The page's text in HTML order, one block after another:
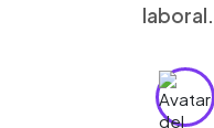
laboral.